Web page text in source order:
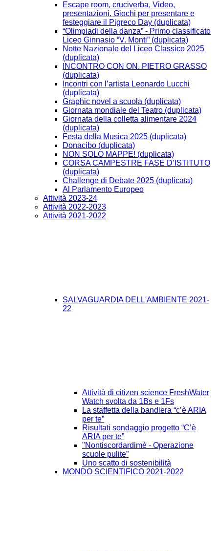
Escape room, cruciverba, Video,
presentazioni. Giochi per presentare e
festeggiare il Pigreco Day (duplicata)
“Olimpiadi della danza” - Primo classificato
Liceo Ginnasio “V. Monti” (duplicata)
Notte Nazionale del Liceo Classico 2025
(duplicata)
INCONTRO CON ON. PIETRO GRASSO
(duplicata)
Incontri con l’artista Leonardo Lucchi
(duplicata)
Graphic novel a scuola (duplicata)
Giornata mondiale del Teatro (duplicata)
Giornata della colletta alimentare 2024
(duplicata)
Festa della Musica 2025 (duplicata)
Donacibo (duplicata)
NON SOLO MAPPE! (duplicata)
CORSA CAMPESTRE FASE D’ISTITUTO
(duplicata)
Challenge di Debate 2025 (duplicata)
Al Parlamento Europeo
Attività 2023-24
Attività 2022-2023
Attività 2021-2022
SALVAGUARDIA DELL'AMBIENTE 2021-
22
Attività di citizen science FreshWater
Watch svolta da 1Bs e 1Fs
La staffetta della bandiera “c’è ARIA
per te”
Risultati sondaggio progetto “C’è
ARIA per te”
"Nontiscordardimè - Operazione
scuole pulite”
Uno scatto di sostenibilità
MONDO SCIENTIFICO 2021-2022